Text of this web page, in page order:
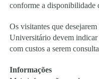
conforme a disponibilidade
Os visitantes que
Universitário devem indicar
com custos a serem
Informações